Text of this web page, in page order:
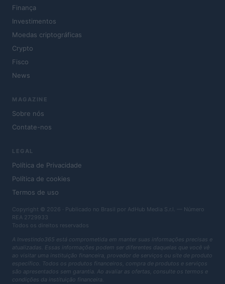
Finança
Investimentos
Moedas criptográficas
Crypto
Fisco
News
MAGAZINE
Sobre nós
Contate-nos
LEGAL
Política de Privacidade
Política de cookies
Termos de uso
Copyright © 2026 · Publicado no Brasil por AdHub Media S.r.l. — Número
REA 2729933
Todos os direitos reservados
A Investindo365 está comprometida em manter suas informações precisas e
atualizadas. Essas informações podem ser diferentes daquelas que você vê
ao visitar uma instituição financeira, provedor de serviços ou site de produto
específico. Todos os produtos financeiros, compra de produtos e serviços
são apresentados sem garantia. Ao avaliar as ofertas, consulte os termos e
condições da instituição financeira.